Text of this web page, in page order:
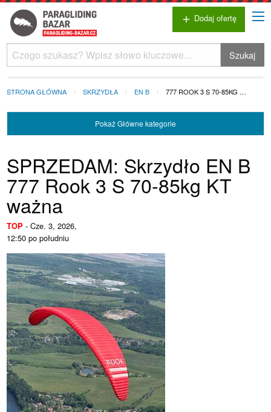
add Dodaj ofertę
Szukaj
STRONA GŁÓWNA SKRZYDŁA EN B 777 ROOK 3 S 70-85KG …
PokażGłówne kategorie
SPRZEDAM: Skrzydło EN B
777 Rook 3 S 70-85kg KT
ważna
TOP -Cze. 3, 2026,
12:50 po południu